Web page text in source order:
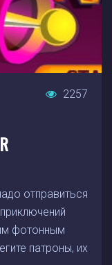
2257
отправиться
фотонным
патроны, их